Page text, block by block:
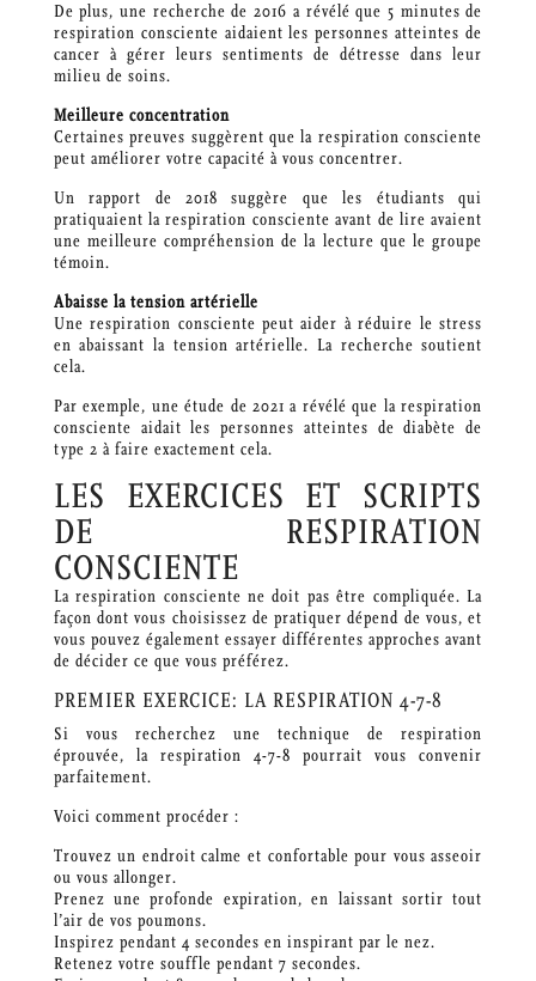
De plus, une recherche de 2016 a révélé que 5 minutes de
respiration consciente aidaient les personnes atteintes de
cancer à gérer leurs sentiments de détresse dans leur
milieu de soins.
Meilleure concentration
Certaines preuves suggèrent que la respiration consciente
peut améliorer votre capacité à vous concentrer.
Un rapport de 2018 suggère que les étudiants qui
pratiquaient la respiration consciente avant de lire avaient
une meilleure compréhension de la lecture que le groupe
témoin.
Abaisse la tension artérielle
Une respiration consciente peut aider à réduire le stress
en abaissant la tension artérielle. La recherche soutient
cela.
Par exemple, une étude de 2021 a révélé que la respiration
consciente aidait les personnes atteintes de diabète de
type 2 à faire exactement cela.
LES EXERCICES ET SCRIPTS
DE RESPIRATION
CONSCIENTE
La respiration consciente ne doit pas être compliquée. La
façon dont vous choisissez de pratiquer dépend de vous, et
vous pouvez également essayer différentes approches avant
de décider ce que vous préférez.
PREMIER EXERCICE: LA RESPIRATION 4-7-8
Si vous recherchez une technique de respiration
éprouvée, la respiration 4-7-8 pourrait vous convenir
parfaitement.
Voici comment procéder :
Trouvez un endroit calme et confortable pour vous asseoir
ou vous allonger.
Prenez une profonde expiration, en laissant sortir tout
l’air de vos poumons.
Inspirez pendant 4 secondes en inspirant par le nez.
Retenez votre souffle pendant 7 secondes.